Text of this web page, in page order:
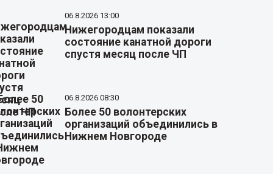
06.8.2026 13:00
Нижегородцам показали
состояние канатной дороги
спустя месяц после ЧП
06.8.2026 08:30
Более 50 волонтерских
организаций объединились в
Нижнем Новгороде